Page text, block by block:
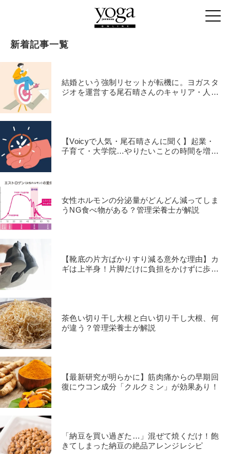
新着記事一覧
結婚という強制リセットが転機に。ヨガスタ
ジオを運営する尾石晴さんのキャリア・人生
【Voicyで人気・尾石晴さんに聞く】起業・
子育て・大学院…やりたいことの時間を増や
女性ホルモンの分泌量がどんどん減ってしま
うNG食べ物がある？管理栄養士が解説
【靴底の片方ばかりすり減る意外な理由】カ
ギは上半身！片脚だけに負担をかけずに歩く
茶色い切り干し大根と白い切り干し大根、何
が違う？管理栄養士が解説
【最新研究が明らかに】筋肉痛からの早期回
復にウコン成分「クルクミン」が効果あり！
「納豆を買い過ぎた…」混ぜて焼くだけ！飽
きてしまった納豆の絶品アレンジレシピ